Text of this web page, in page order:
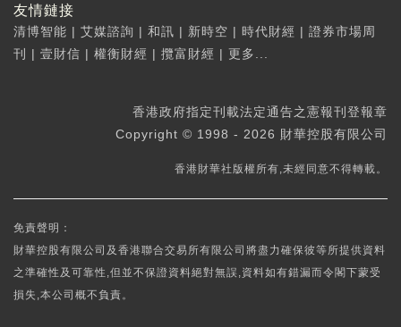
友情鏈接
清博智能 | 艾媒諮詢 | 和訊 | 新時空 | 時代財經 | 證券市場周
刊
| 壹財信 | 權衡財經 | 攬富財經 | 更多...
香港政府指定刊載法定通告之憲報刊登報章
Copyright © 1998 - 2026 財華控股有限公司
香港財華社版權所有,未經同意不得轉載。
免責聲明：
財華控股有限公司及香港聯合交易所有限公司將盡力確保彼等所提供資料
之準確性及可靠性,但並不保證資料絕對無誤,資料如有錯漏而令閣下蒙受
損失,本公司概不負責。